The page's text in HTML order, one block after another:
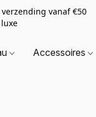
vanaf €50
Accessoires